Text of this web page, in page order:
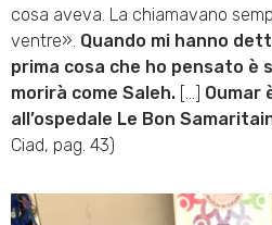
cosa aveva. La chiamavano
ventre». Quando mi hanno
prima cosa che ho pensato è
morirà come Saleh. […] Oumar
all’ospedale Le Bon
Ciad, pag. 43)